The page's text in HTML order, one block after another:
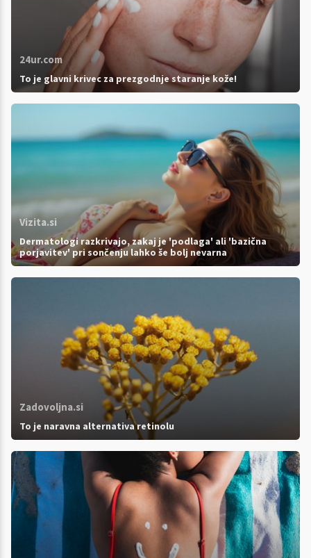
24ur.com
To je glavni krivec za prezgodnje staranje kože!
Vizita.si
Dermatologi razkrivajo, zakaj je 'podlaga' ali 'bazična
porjavitev' pri sončenju lahko še bolj nevarna
Zadovoljna.si
To je naravna alternativa retinolu